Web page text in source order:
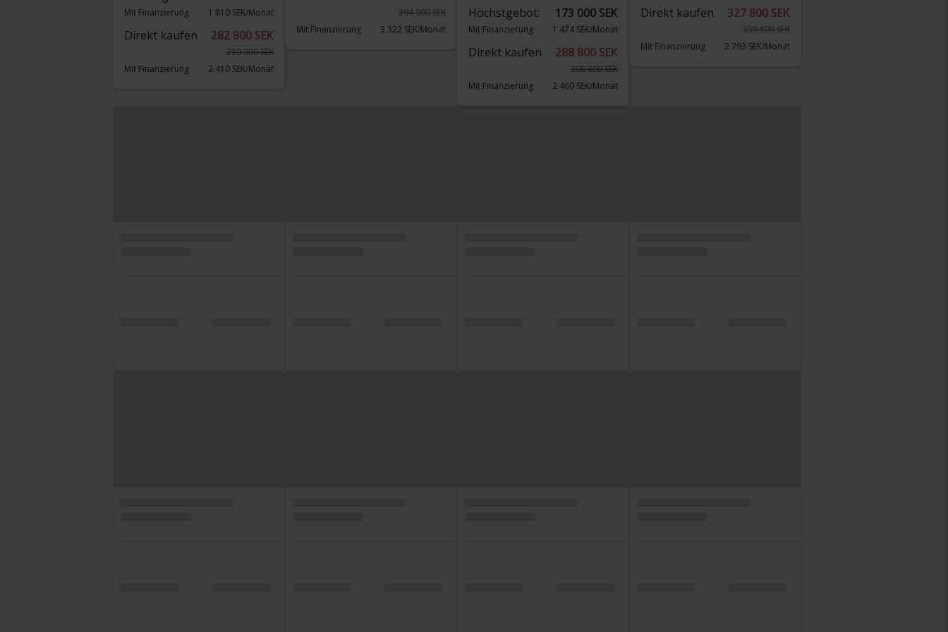
Mit Finanzierung 1 810 SEK/Monat
Direkt kaufen 282 800 SEK
289 900 SEK
Mit Finanzierung
2 410 SEK/Monat
394 900 SEK
Mit Finanzierung
3 322 SEK/Monat
Höchstgebot: 173 000 SEK
Mit Finanzierung 1 474 SEK/Monat
Direkt kaufen 288 800 SEK
308 800 SEK
Mit Finanzierung
2 460 SEK/Monat
Direkt kaufen 327 800 SEK
339 800 SEK
Mit Finanzierung
2 793 SEK/Monat